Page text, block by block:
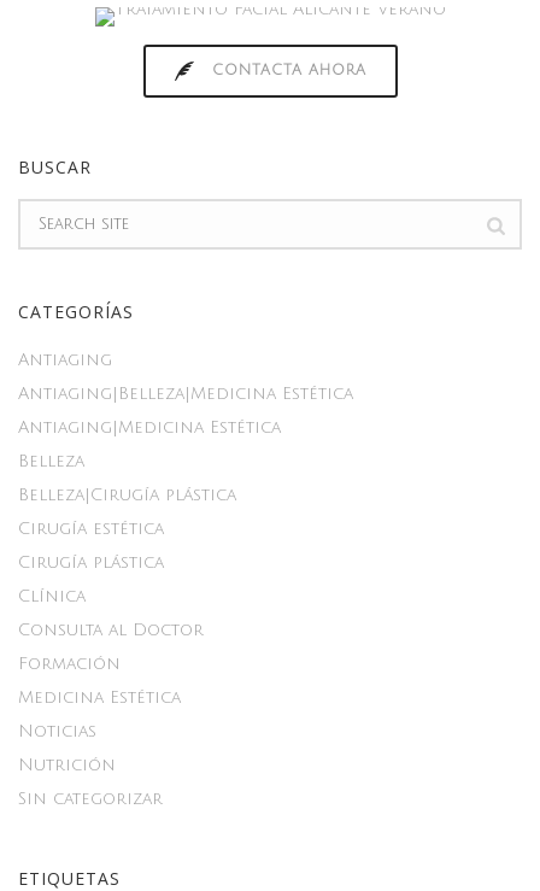
CONTACTA AHORA
BUSCAR
CATEGORÍAS
Antiaging
Antiaging|Belleza|Medicina Estética
Antiaging|Medicina Estética
Belleza
Belleza|Cirugía plástica
Cirugía estética
Cirugía plástica
Clínica
Consulta al Doctor
Formación
Medicina Estética
Noticias
Nutrición
Sin categorizar
ETIQUETAS